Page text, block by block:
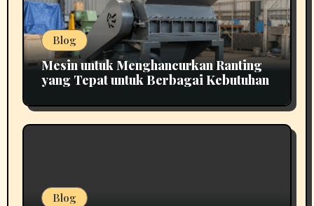
Blog
Mesin untuk Menghancurkan Ranting
yang Tepat untuk Berbagai Kebutuhan
Blog